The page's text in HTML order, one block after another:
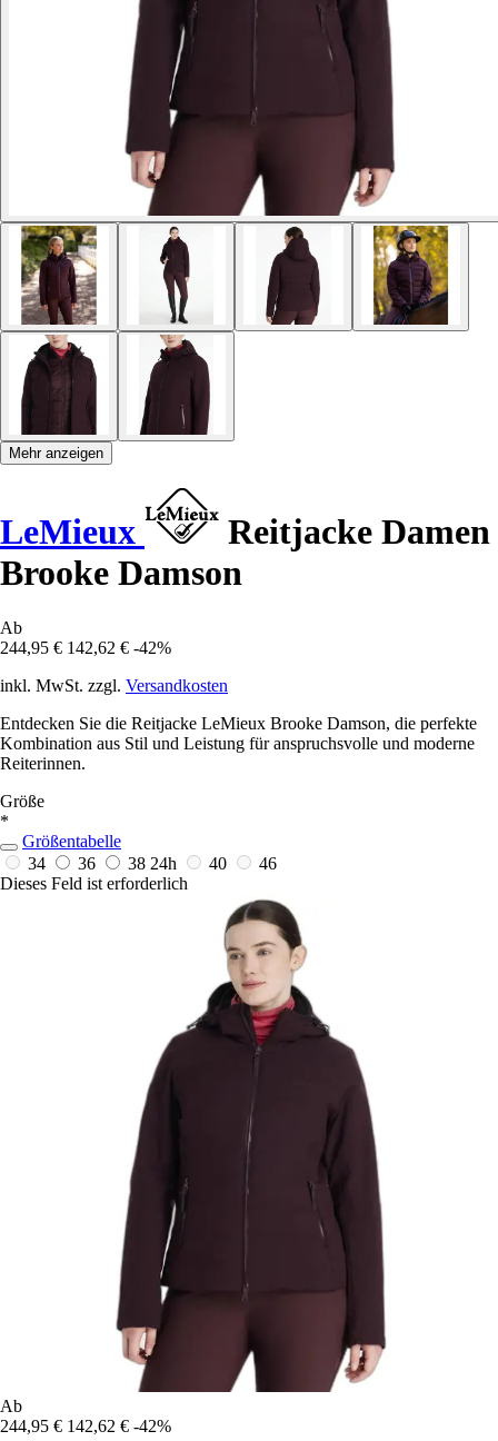
Mehr anzeigen
LeMieux
Reitjacke Damen
Brooke Damson
Ab
244,95 € 142,62 € -42%
inkl. MwSt. zzgl. Versandkosten
Entdecken Sie die Reitjacke LeMieux Brooke Damson, die perfekte
Kombination aus Stil und Leistung für anspruchsvolle und moderne
Reiterinnen.
Größe
*
Größentabelle
34
36 38 24h 40
46
Dieses Feld ist erforderlich
Ab
244,95 € 142,62 € -42%